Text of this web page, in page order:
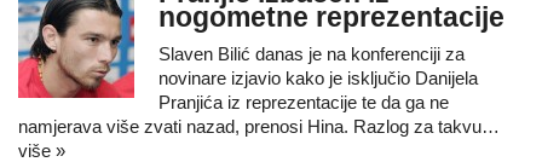
nogometne reprezentacije
Slaven Bilić danas je na konferenciji za
novinare izjavio kako je isključio Danijela
Pranjića iz reprezentacije te da ga ne
namjerava više zvati nazad, prenosi Hina. Razlog za takvu…
više »